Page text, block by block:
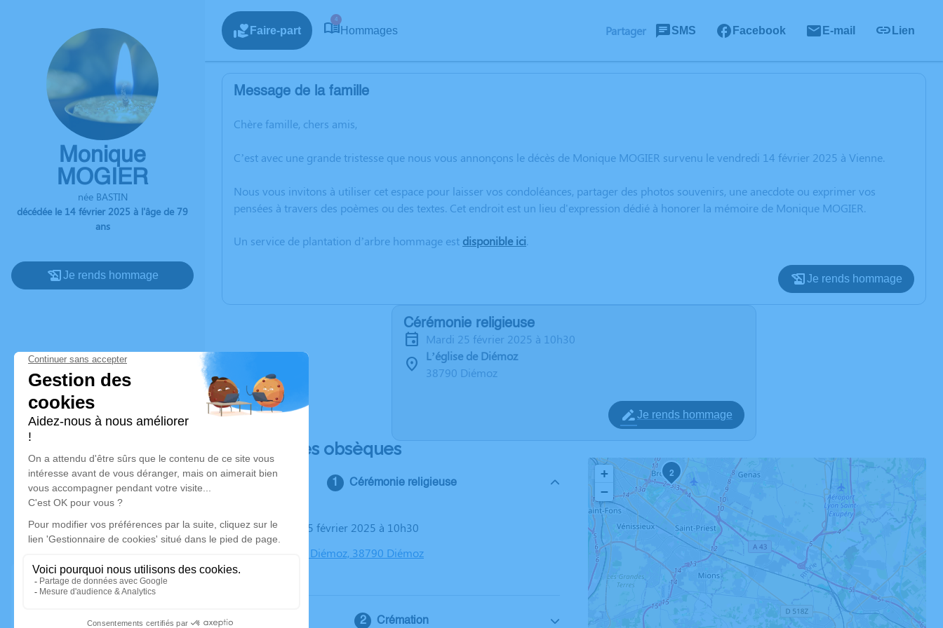
Monique
MOGIER
née BASTIN
décédée le 14 février 2025 à l'âge de 79
ans
Je rends hommage
Faire-part
4
Hommages Partager SMS Facebook E-mail Lien
Message de la famille
Chère famille, chers amis,
C’est avec une grande tristesse que nous vous annonçons le décès de Monique MOGIER survenu le vendredi 14 février 2025 à Vienne.
Nous vous invitons à utiliser cet espace pour laisser vos condoléances, partager des photos souvenirs, une anecdote ou exprimer vos
pensées à travers des poèmes ou des textes. Cet endroit est un lieu d'expression dédié à honorer la mémoire de Monique MOGIER.
Un service de plantation d’arbre hommage est disponible ici.
Je rends hommage
Cérémonie religieuse
mardi 25 février 2025 à 10h30
L’église de Diémoz
38790 Diémoz
Je rends hommage
Déroulé des obsèques
Cérémonie religieuse
Le mardi 25 février 2025 à 10h30
L’église de Diémoz, 38790 Diémoz
Crémation
2
+
−